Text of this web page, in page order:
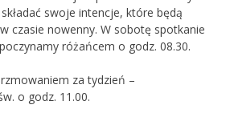
swoje intencje, które będą
czasie nowenny. W sobotę spotkanie
różańcem o godz. 08.30.
za tydzień –
o godz. 11.00.